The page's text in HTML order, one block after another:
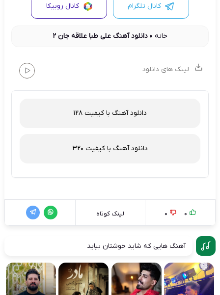
کانال تلگرام کانال روبیکا
خانه» دانلود آهنگ علی طبا علاقه جان ۲
لینک های دانلود
دانلود آهنگ با کیفیت 128
دانلود آهنگ با کیفیت 320
0
0 لینک کوتاه
آهنگ هایی که شاید خوشتان بیاید